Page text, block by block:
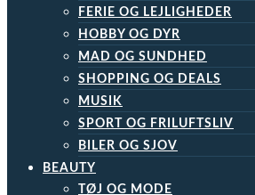
FERIE OG LEJLIGHEDER
HOBBY OG DYR
MAD OG SUNDHED
SHOPPING OG DEALS
MUSIK
SPORT OG FRILUFTSLIV
BILER OG SJOV
BEAUTY
TØJ OG MODE